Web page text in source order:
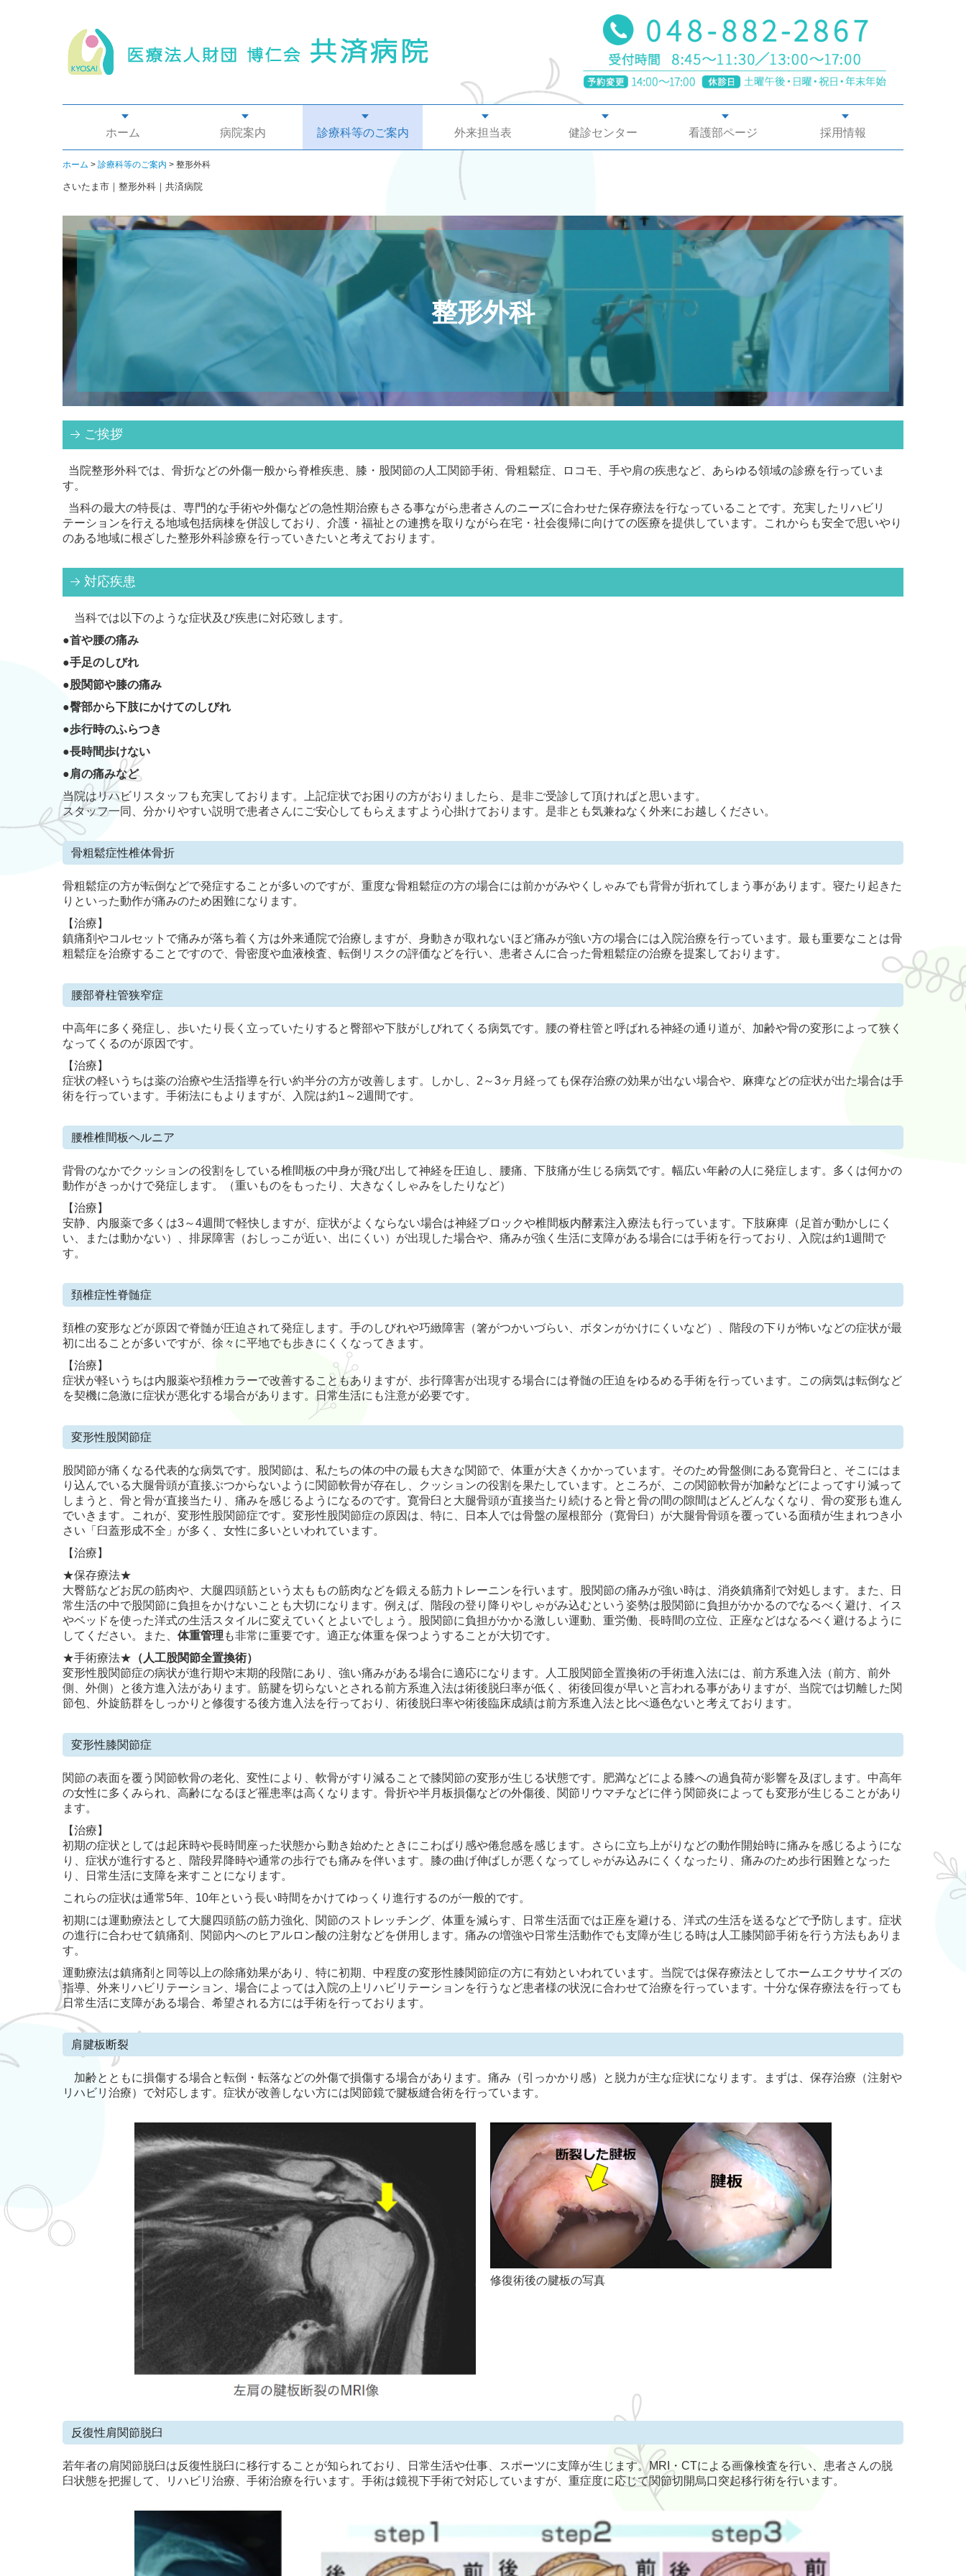
ホーム 病院案内 診療科等のご案内 外来担当表 健診センター 看護部ページ 採用情報
ホーム 診療科等のご案内 整形外科
さいたま市｜整形外科｜共済病院
整形外科
ご挨拶
当院整形外科では、骨折などの外傷一般から脊椎疾患、膝・股関節の人工関節手術、骨粗鬆症、ロコモ、手や肩の疾患など、あらゆる領域の診療を行っていま
す。
当科の最大の特長は、専門的な手術や外傷などの急性期治療もさる事ながら患者さんのニーズに合わせた保存療法を行なっていることです。充実したリハビリ
テーションを行える地域包括病棟を併設しており、介護・福祉との連携を取りながら在宅・社会復帰に向けての医療を提供しています。
これからも安全で思いやり
のある地域に根ざした整形外科診療を行っていきたいと考えております。
対応疾患
当科では以下のような症状及び疾患に対応致します。
●首や腰の痛み
●手足のしびれ
●股関節や膝の痛み
●臀部から下肢にかけてのしびれ
●歩行時のふらつき
●長時間歩けない
●肩の痛みなど
当院はリハビリスタッフも充実しております。上記症状でお困りの方がおりましたら、是非ご受診して頂ければと思います。
スタッフ一同、分かりやすい説明で患者さんにご安心してもらえますよう心掛けております。是非とも気兼ねなく外来にお越しください。
骨粗鬆症性椎体骨折
骨粗鬆症の方が転倒などで発症することが多いのですが、重度な骨粗鬆症の方の場合には前かがみやくしゃみでも背骨が折れてしまう事があります。寝たり起きた
りといった動作が痛みのため困難になります。
【治療】
鎮痛剤やコルセットで痛みが落ち着く方は外来通院で治療しますが、身動きが取れないほど痛みが強い方の場合には入院治療を行っています。最も重要なことは骨
粗鬆症を治療することですので、骨密度や血液検査、転倒リスクの評価などを行い、患者さんに合った骨粗鬆症の治療を提案しております。
腰部脊柱管狭窄症
中高年に多く発症し、歩いたり長く立っていたりすると臀部や下肢がしびれてくる病気です。腰の脊柱管と呼ばれる神経の通り道が、加齢や骨の変形によって狭く
なってくるのが原因です。
【治療】
症状の軽いうちは薬の治療や生活指導を行い約半分の方が改善します。しかし、2～3ヶ月経っても保存治療の効果が出ない場合や、麻痺などの症状が出た場合は手
術を行っています。手術法にもよりますが、入院は約1～2週間です。
腰椎椎間板ヘルニア
背骨のなかでクッションの役割をしている椎間板の中身が飛び出して神経を圧迫し、腰痛、下肢痛が生じる病気です。幅広い年齢の人に発症します。多くは何かの
動作がきっかけで発症します。（重いものをもったり、大きなくしゃみをしたりなど）
【治療】
安静、内服薬で多くは3～4週間で軽快しますが、症状がよくならない場合は神経ブロックや椎間板内酵素注入療法も行っています。下肢麻痺（足首が動かしにく
い、または動かない）、排尿障害（おしっこが近い、出にくい）が出現した場合や、痛みが強く生活に支障がある場合には手術を行っており、入院は約1週間で
す。
頚椎症性脊髄症
頚椎の変形などが原因で脊髄が圧迫されて発症します。手のしびれや巧緻障害（箸がつかいづらい、ボタンがかけにくいなど）、階段の下りが怖いなどの症状が最
初に出ることが多いですが、徐々に平地でも歩きにくくなってきます。
【治療】
症状が軽いうちは内服薬や頚椎カラーで改善することもありますが、歩行障害が出現する場合には脊髄の圧迫をゆるめる手術を行っています。この病気は転倒など
を契機に急激に症状が悪化する場合があります。日常生活にも注意が必要です。
変形性股関節症
股関節が痛くなる代表的な病気です。股関節は、私たちの体の中の最も大きな関節で、体重が大きくかかっています。そのため骨盤側にある寛骨臼と、そこにはま
り込んでいる大腿骨頭が直接ぶつからないように関節軟骨が存在し、クッションの役割を果たしています。ところが、この関節軟骨が加齢などによってすり減って
しまうと、骨と骨が直接当たり、痛みを感じるようになるのです。寛骨臼と大腿骨頭が直接当たり続けると骨と骨の間の隙間はどんどんなくなり、骨の変形も進ん
でいきます。これが、変形性股関節症です。変形性股関節症の原因は、特に、日本人では骨盤の屋根部分（寛骨臼）が大腿骨骨頭を覆っている面積が生まれつき小
さい「臼蓋形成不全」が多く、女性に多いといわれています。
【治療】
★保存療法★
大臀筋などお尻の筋肉や、大腿四頭筋という太ももの筋肉などを鍛える筋力トレーニンを行います。股関節の痛みが強い時は、消炎鎮痛剤で対処します。また、日
常生活の中で股関節に負担をかけないことも大切になります。例えば、階段の登り降りやしゃがみ込むという姿勢は股関節に負担がかかるのでなるべく避け、イス
やベッドを使った洋式の生活スタイルに変えていくとよいでしょう。股関節に負担がかかる激しい運動、重労働、長時間の立位、正座などはなるべく避けるように
してください。また、 体重管理 も非常に重要です。適正な体重を保つようすることが大切です。
★手術療法★ （人工股関節全置換術）
変形性股関節症の病状が進行期や末期的段階にあり、強い痛みがある場合に適応になります。人工股関節全置換術の手術進入法には、前方系進入法（前方、前外
側、外側）と後方進入法があります。筋腱を切らないとされる前方系進入法は術後脱臼率が低く、術後回復が早いと言われる事がありますが、当院では切離した関
節包、外旋筋群をしっかりと修復する後方進入法を行っており、術後脱臼率や術後臨床成績は前方系進入法と比べ遜色ないと考えております。
変形性膝関節症
関節の表面を覆う関節軟骨の老化、変性により、軟骨がすり減ることで膝関節の変形が生じる状態です。肥満などによる膝への過負荷が影響を及ぼします。中高年
の女性に多くみられ、高齢になるほど罹患率は高くなります。骨折や半月板損傷などの外傷後、関節リウマチなどに伴う関節炎によっても変形が生じることがあり
ます。
【治療】
初期の症状としては起床時や長時間座った状態から動き始めたときにこわばり感や倦怠感を感じます。さらに立ち上がりなどの動作開始時に痛みを感じるようにな
り、症状が進行すると、階段昇降時や通常の歩行でも痛みを伴います。膝の曲げ伸ばしが悪くなってしゃがみ込みにくくなったり、痛みのため歩行困難となった
り、日常生活に支障を来すことになります。
これらの症状は通常5年、10年という長い時間をかけてゆっくり進行するのが一般的です。
初期には運動療法として大腿四頭筋の筋力強化、関節のストレッチング、体重を減らす、日常生活面では正座を避ける、洋式の生活を送るなどで予防します。症状
の進行に合わせて鎮痛剤、関節内へのヒアルロン酸の注射などを併用します。痛みの増強や日常生活動作でも支障が生じる時は人工膝関節手術を行う方法もありま
す。
運動療法は鎮痛剤と同等以上の除痛効果があり、特に初期、中程度の変形性膝関節症の方に有効といわれています。当院では保存療法としてホームエクササイズの
指導、外来リハビリテーション、場合によっては入院の上リハビリテーションを行うなど患者様の状況に合わせて治療を行っています。十分な保存療法を行っても
日常生活に支障がある場合、希望される方には手術を行っております。
肩腱板断裂
加齢とともに損傷する場合と転倒・転落などの外傷で損傷する場合があります。痛み（引っかかり感）と脱力が主な症状になります。まずは、保存治療（注射や
リハビリ治療）で対応します。症状が改善しない方には関節鏡で腱板縫合術を行っています。
修復術後の腱板の写真
反復性肩関節脱臼
若年者の肩関節脱臼は反復性脱臼に移行することが知られており、日常生活や仕事、スポーツに支障が生じます。MRI ・ CTによる画像検査を行い、患者さんの脱
臼状態を把握して、リハビリ治療、手術治療を行います。手術は鏡視下手術で対応していますが、重症度に応じて関節切開烏口突起移行術を行います。